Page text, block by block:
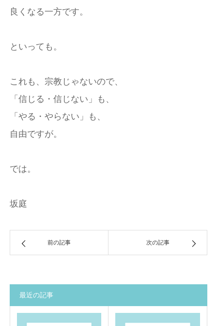
良くなる一方です。
といっても。
これも、宗教じゃないので、
「信じる・信じない」も、
「やる・やらない」も、
自由ですが。
では。
坂庭
前の記事 次の記事
最近の記事